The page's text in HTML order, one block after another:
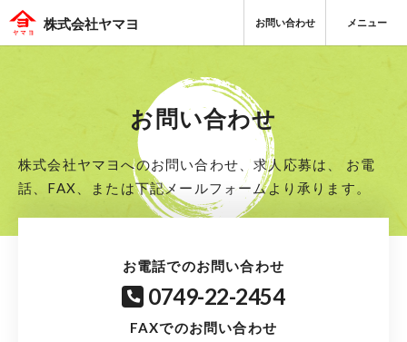
株式会社ヤマヨ お問い合わせ メニュー
お問い合わせ
株式会社ヤマヨへのお問い合わせ、求人応募は、
お電
話、FAX、または下記メールフォームより承ります。
お電話でのお問い合わせ
0749-22-2454
FAXでのお問い合わせ